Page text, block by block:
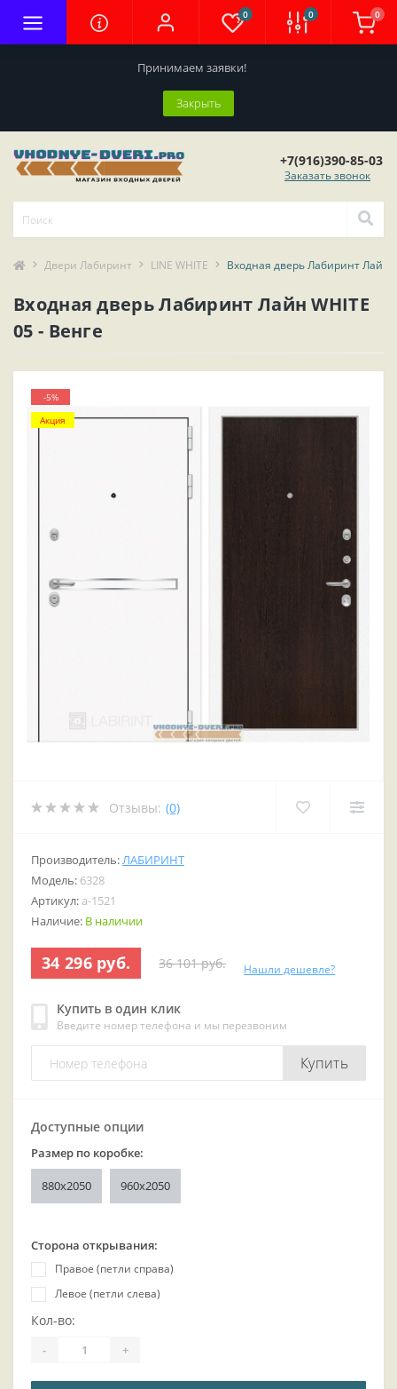
Принимаем заявки!
Закрыть
0 0 0
+7(916)390-85-03
Заказать звонок
Двери Лабиринт LINE WHITE Входная дверь Лабиринт Лайн
Входная дверь Лабиринт Лайн WHITE
05 - Венге
-5%
Акция
Отзывы: (0)
Производитель:ЛАБИРИНТ
Модель: 6328
Артикул: a-1521
Наличие: В наличии
34 296 руб. 36 101 руб. Нашли дешевле?
Купить в один клик
Введите номер телефона и мы перезвоним
Купить
Доступные опции
Размер по коробке:
880x2050 960x2050
Сторона открывания:
Правое (петли справа)
Левое (петли слева)
Кол-во:
- +